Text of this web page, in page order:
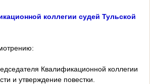
коллегии судей Тульской
Квалификационной коллегии
и утверждение повестки.